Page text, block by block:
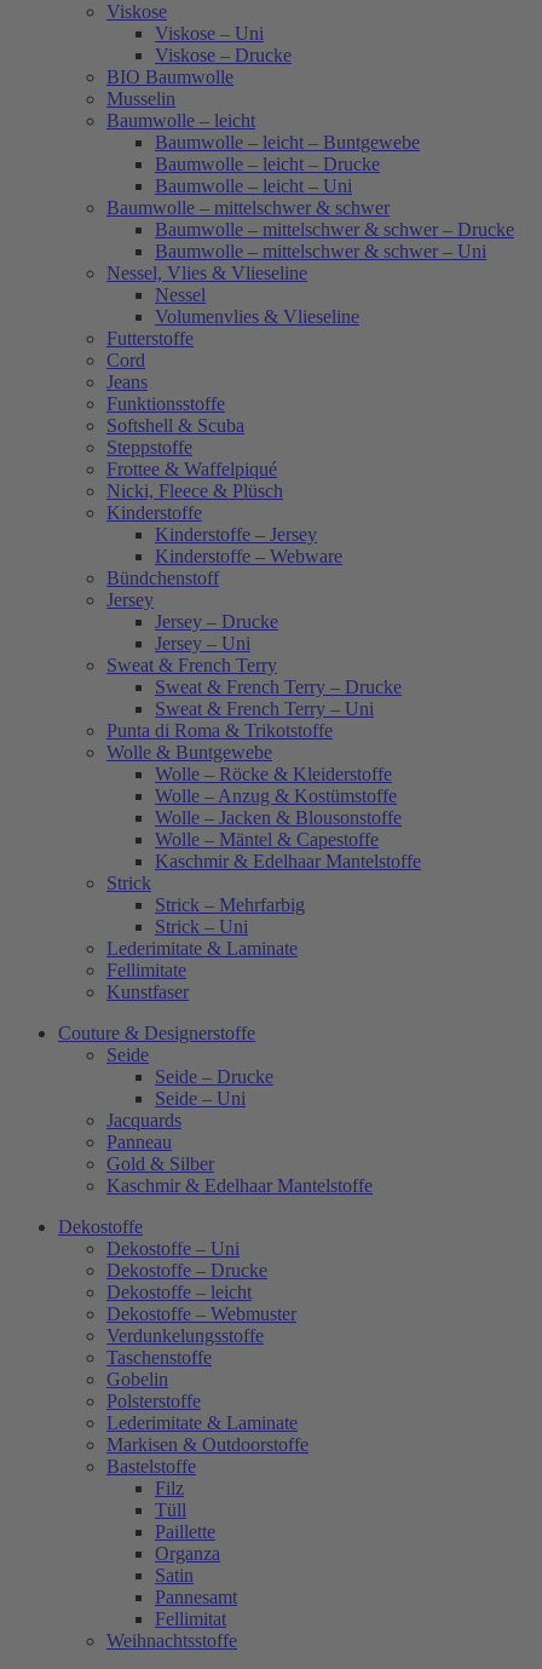
Viskose
Viskose – Uni
Viskose – Drucke
BIO Baumwolle
Musselin
Baumwolle – leicht
Baumwolle – leicht – Buntgewebe
Baumwolle – leicht – Drucke
Baumwolle – leicht – Uni
Baumwolle – mittelschwer & schwer
Baumwolle – mittelschwer & schwer – Drucke
Baumwolle – mittelschwer & schwer – Uni
Nessel, Vlies & Vlieseline
Nessel
Volumenvlies & Vlieseline
Futterstoffe
Cord
Jeans
Funktionsstoffe
Softshell & Scuba
Steppstoffe
Frottee & Waffelpiqué
Nicki, Fleece & Plüsch
Kinderstoffe
Kinderstoffe – Jersey
Kinderstoffe – Webware
Bündchenstoff
Jersey
Jersey – Drucke
Jersey – Uni
Sweat & French Terry
Sweat & French Terry – Drucke
Sweat & French Terry – Uni
Punta di Roma & Trikotstoffe
Wolle & Buntgewebe
Wolle – Röcke & Kleiderstoffe
Wolle – Anzug & Kostümstoffe
Wolle – Jacken & Blousonstoffe
Wolle – Mäntel & Capestoffe
Kaschmir & Edelhaar Mantelstoffe
Strick
Strick – Mehrfarbig
Strick – Uni
Lederimitate & Laminate
Fellimitate
Kunstfaser
Couture & Designerstoffe
Seide
Seide – Drucke
Seide – Uni
Jacquards
Panneau
Gold & Silber
Kaschmir & Edelhaar Mantelstoffe
Dekostoffe
Dekostoffe – Uni
Dekostoffe – Drucke
Dekostoffe – leicht
Dekostoffe – Webmuster
Verdunkelungsstoffe
Taschenstoffe
Gobelin
Polsterstoffe
Lederimitate & Laminate
Markisen & Outdoorstoffe
Bastelstoffe
Filz
Tüll
Paillette
Organza
Satin
Pannesamt
Fellimitat
Weihnachtsstoffe